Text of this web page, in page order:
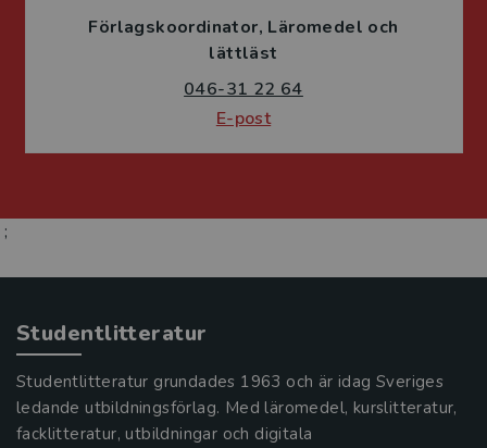
Förlagskoordinator Läromedel och
lättläst
046-31 22 64
E-post
;
Studentlitteratur
Studentlitteratur grundades 1963 och är idag Sveriges
ledande utbildningsförlag. Med läromedel, kurslitteratur,
facklitteratur, utbildningar och digitala